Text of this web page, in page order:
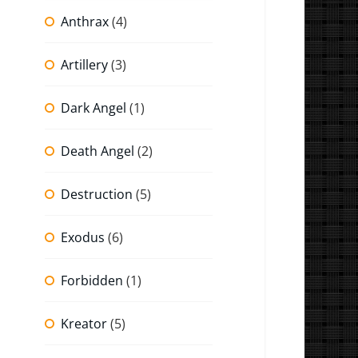
Anthrax(4)
Artillery(3)
Dark Angel (1)
Death Angel (2)
Destruction (5)
Exodus (6)
Forbidden (1)
Kreator(5)